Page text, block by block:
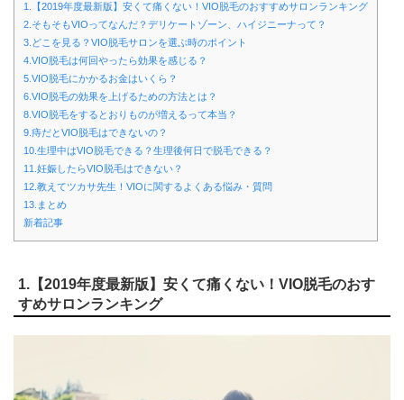
1.【2019年度最新版】安くて痛くない！VIO脱毛のおすすめサロンランキング
2.そもそもVIOってなんだ？デリケートゾーン、ハイジニーナって？
3.どこを見る？VIO脱毛サロンを選ぶ時のポイント
4.VIO脱毛は何回やったら効果を感じる？
5.VIO脱毛にかかるお金はいくら？
6.VIO脱毛の効果を上げるための方法とは？
8.VIO脱毛をするとおりものが増えるって本当？
9.痔だとVIO脱毛はできないの？
10.生理中はVIO脱毛できる？生理後何日で脱毛できる？
11.妊娠したらVIO脱毛はできない？
12.教えてツカサ先生！VIOに関するよくある悩み・質問
13.まとめ
新着記事
1.【2019年度最新版】安くて痛くない！VIO脱毛のおす
すめサロンランキング